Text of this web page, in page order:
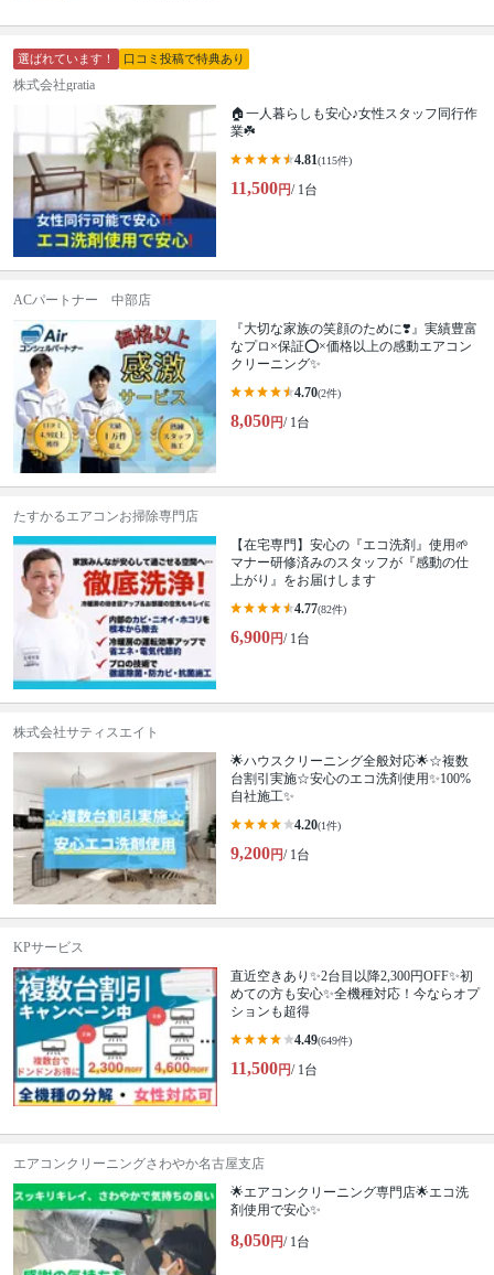
選ばれています！ 口コミ投稿で特典あり
株式会社gratia
🏠一人暮らしも安心♪女性スタッフ同行作
業☘️
4.81(115件)
11,500円/ 1台
ACパートナー 中部店
『大切な家族の笑顔のために❣️』実績豊富
なプロ×保証⭕️×価格以上の感動エアコン
クリーニング✨
4.70(2件)
8,050円/ 1台
たすかるエアコンお掃除専門店
【在宅専門】安心の『エコ洗剤』使用🌱
マナー研修済みのスタッフが『感動の仕
上がり』をお届けします
4.77(82件)
6,900円/ 1台
株式会社サティスエイト
🌟ハウスクリーニング全般対応🌟☆複数
台割引実施☆安心のエコ洗剤使用✨100%
自社施工✨
4.20(1件)
9,200円/ 1台
KPサービス
直近空きあり✨2台目以降2,300円OFF✨初
めての方も安心✨全機種対応！今ならオプ
ションも超得
4.49(649件)
11,500円/ 1台
エアコンクリーニングさわやか名古屋支店
🌟エアコンクリーニング専門店🌟エコ洗
剤使用で安心✨
8,050円/ 1台